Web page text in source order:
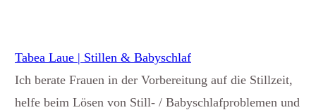
Tabea Laue | Stillen & Babyschlaf
Ich berate Frauen in der Vorbereitung auf die Stillzeit,
helfe beim Lösen von Still- / Babyschlafproblemen und